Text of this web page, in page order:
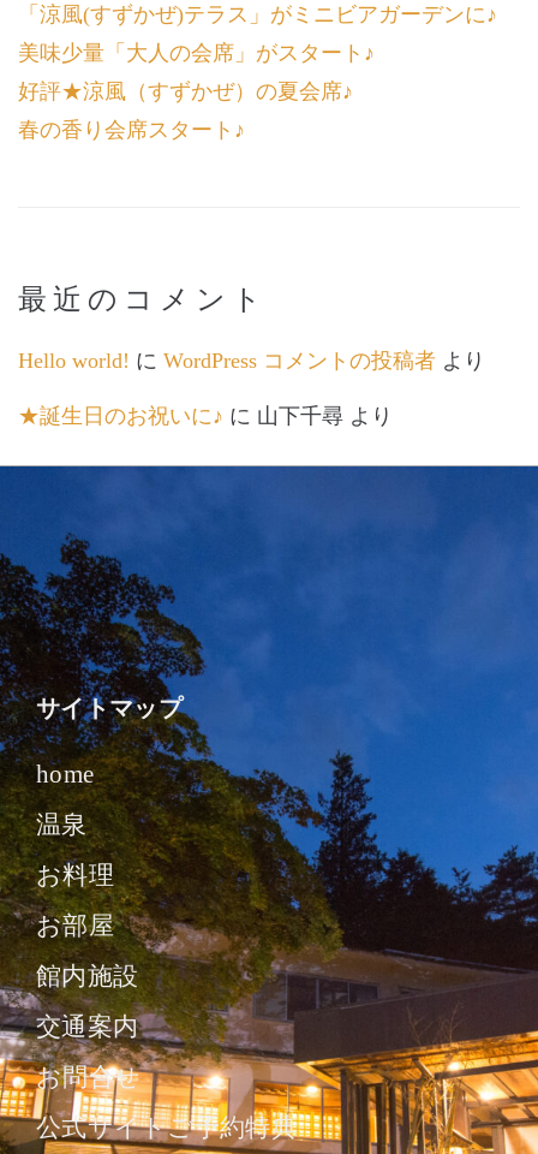
「涼風(すずかぜ)テラス」がミニビアガーデンに♪
美味少量「大人の会席」がスタート♪
好評★涼風（すずかぜ）の夏会席♪
春の香り会席スタート♪
最近のコメント
Hello world! に WordPress コメントの投稿者 より
★誕生日のお祝いに♪ に 山下千尋 より
サイトマップ
home
温泉
お料理
お部屋
館内施設
交通案内
お問合せ
公式サイトご予約特典